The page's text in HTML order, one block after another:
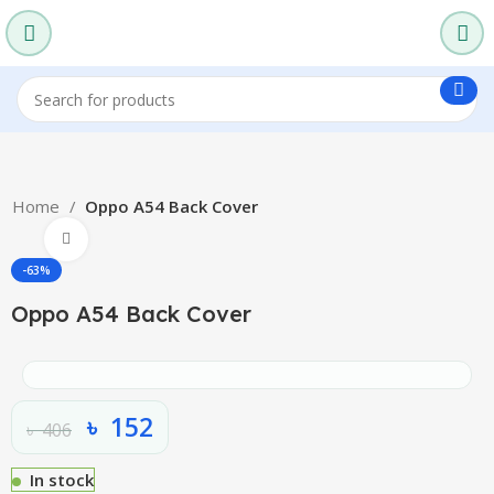
Home Oppo A54 Back Cover
-63%
Oppo A54 Back Cover
৳406 ৳ 152
In stock